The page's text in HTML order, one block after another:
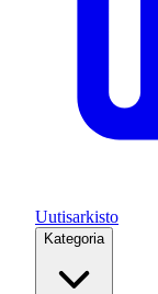
Uutisarkisto
Kategoria